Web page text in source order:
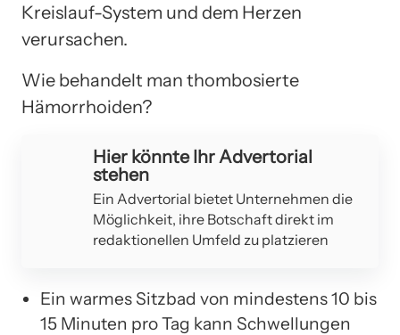
Kreislauf-System und dem Herzen
verursachen.
Wie behandelt man thombosierte
Hämorrhoiden?
Hier könnte Ihr Advertorial
stehen
Ein Advertorial bietet Unternehmen die
Möglichkeit, ihre Botschaft direkt im
redaktionellen Umfeld zu platzieren
Ein warmes Sitzbad von mindestens 10 bis
15 Minuten pro Tag kann Schwellungen